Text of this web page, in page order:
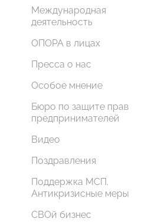
Международная
деятельность
ОПОРА в лицах
Пресса о нас
Особое мнение
Бюро по защите прав
предпринимателей
Видео
Поздравления
Поддержка МСП.
Антикризисные меры
СВОй бизнес